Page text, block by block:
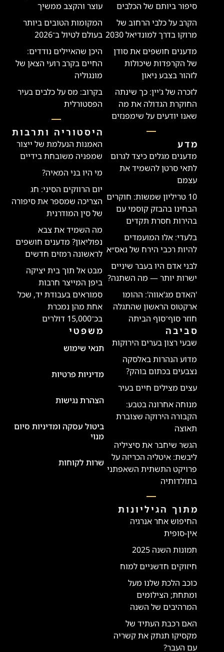
סיפור ביותם של הכלבים
הקרב על כלבי הרחוב של
מרוקו בדרך למונדיאל 2030
מדענים חושפים את סודן
של הקרפדות שיכולות
לזהור בצבע ניאון
לזכרה של ג'יין: כך שינתה
החוקרת הגדולה את מה
שאנו יודעים על שימפנזים
מדע
מדענים מגלים כיצד לגרום
לתאי סרטן להשמיד את
עצמם
10 טריליון שמשות: חוקרים
הבחינו בהבזק קוסמי עם
בהירות חסרת תקדים
בלעדי: אלו המועמדים
להיות רכבי הירח של נאס״א
לבני אדם היו בעבר שיניים
ישרות יותר — מה השתנה?
'האדם מג'אווה': ההומו
ארקטוס הראשון שהתגלה
חוזר סוף־סוף הביתה
עוצר והקצב ממשיך
המקומות הטובים ביותר
בעולם לטיול ב־2026
היכן שהאיילים נודדים:
החיים בקרב רועי הצאן של
מונגוליה
בקרוב: מס על כלבים בעיר
הפסטורלית
היסטוריה ותרבות
האמנות הנעלמת של ייצור
שמפניה משובחת בידיים
מי היו בני המאיה?
יום הרווקים הסיני: חג
הצריכה שמספר את סיפורה
של סין המודרנית
מה השמיד את צבא
נפוליאון? מדענים חושפים
לראשונה רמזים חדשים
מבט אל תוך בית יציקה
ביפן המייצר חרבות
סמוראים בעבודת יד, שכל
אחת מהן נמכרת
בכ־15,000 דולרים
סביבה
שבעי רצון בערים הירוקות
מדוע הנהרות באלסקה
נצבעים בכתום בוהק?
עצים מצילים חיים בעיר
מנוחה אחרונה בטבע:
הקבורה הירוקה שצוברת
תאוצה
הגשר שיחבר את סיציליה
ליבשת: איטליה הכריזה על
פרויקט התשתית השאפתני
בתולדותיה
מתוך הגיליונות
החיפוש אחר אנרגיה
אין-סופית
תמונות השנה 2025
חיזוקים חדשניים למוח
כוכב הלכת שלנו מעל
ומתחת; הצילומים
המרהיבים של השנה
האם רכבת העתיד של
מקסיקו תנתק את קשריה
עם העבר?
משפטי
תנאי שימוש
מדיניות פרטיות
הצהרת נגישות
ביטול עסקה ומדיניות סיום
מנוי
שרות לקוחות